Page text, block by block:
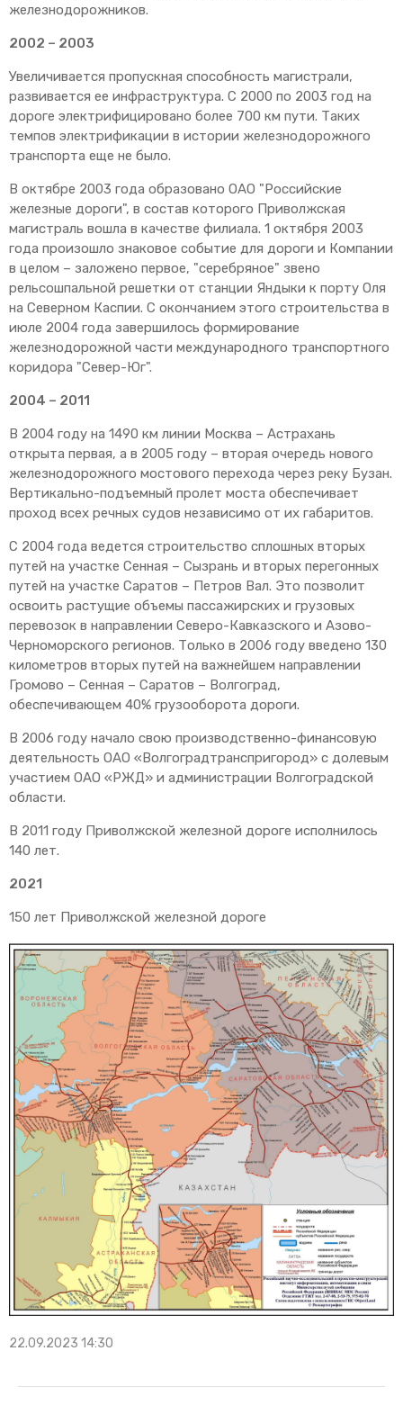
железнодорожников.
2002 – 2003
Увеличивается пропускная способность магистрали,
развивается ее инфраструктура. С 2000 по 2003 год на
дороге электрифицировано более 700 км пути. Таких
темпов электрификации в истории железнодорожного
транспорта еще не было.
В октябре 2003 года образовано ОАО "Российские
железные дороги", в состав которого Приволжская
магистраль вошла в качестве филиала. 1 октября 2003
года произошло знаковое событие для дороги и Компании
в целом – заложено первое, "серебряное" звено
рельсошпальной решетки от станции Яндыки к порту Оля
на Северном Каспии. С окончанием этого строительства в
июле 2004 года завершилось формирование
железнодорожной части международного транспортного
коридора "Север-Юг".
2004 – 2011
В 2004 году на 1490 км линии Москва – Астрахань
открыта первая, а в 2005 году – вторая очередь нового
железнодорожного мостового перехода через реку Бузан.
Вертикально-подъемный пролет моста обеспечивает
проход всех речных судов независимо от их габаритов.
С 2004 года ведется строительство сплошных вторых
путей на участке Сенная – Сызрань и вторых перегонных
путей на участке Саратов – Петров Вал. Это позволит
освоить растущие объемы пассажирских и грузовых
перевозок в направлении Северо-Кавказского и Азово-
Черноморского регионов. Только в 2006 году введено 130
километров вторых путей на важнейшем направлении
Громово – Сенная – Саратов – Волгоград,
обеспечивающем 40% грузооборота дороги.
В 2006 году начало свою производственно-финансовую
деятельность ОАО «Волгоградтранспригород» с долевым
участием ОАО «РЖД» и администрации Волгоградской
области.
В 2011 году Приволжской железной дороге исполнилось
140 лет.
2021
150 лет Приволжской железной дороге
22.09.2023 14:30